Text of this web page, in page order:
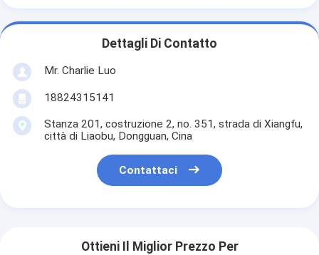
Dettagli Di Contatto
Mr. Charlie Luo
18824315141
Stanza 201, costruzione 2, no. 351, strada di Xiangfu,
città di Liaobu, Dongguan, Cina
Contattaci
Ottieni Il Miglior Prezzo Per